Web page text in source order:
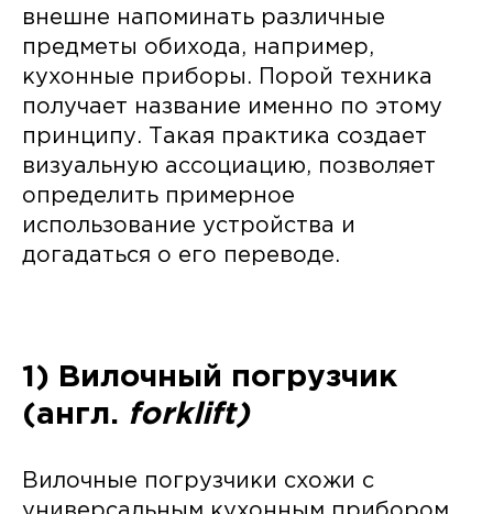
внешне напоминать различные
предметы обихода, например,
кухонные приборы. Порой техника
получает название именно по этому
принципу. Такая практика создает
визуальную ассоциацию, позволяет
определить примерное
использование устройства и
догадаться о его переводе.
1) Вилочный погрузчик
(англ. forklift)
Вилочные погрузчики схожи с